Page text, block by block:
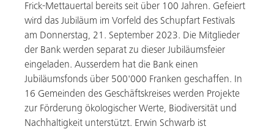
Frick-Mettauertal bereits seit über 100 Jahren. Gefeiert
wird das Jubiläum im Vorfeld des Schupfart Festivals
am Donnerstag, 21. September 2023. Die Mitglieder
der Bank werden separat zu dieser Jubiläumsfeier
eingeladen. Ausserdem hat die Bank einen
Jubiläumsfonds über 500'000 Franken geschaffen. In
16 Gemeinden des Geschäftskreises werden Projekte
zur Förderung ökologischer Werte, Biodiversität und
Nachhaltigkeit unterstützt. Erwin Schwarb ist